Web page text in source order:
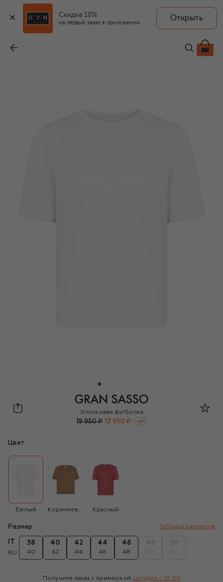
Скидка 10%
на первый заказ в приложении
Открыть
13 950 ₽
Gran Sasso
Хлопковая футболка
19 950 ₽ 13 950 ₽ -30%
Цвет
Белый Коричневый Красный
Размер Таблица размеров
RU
38
40
40
42
42
44
44
46
46
48
Получите заказ с примеркой сегодня c 18:00